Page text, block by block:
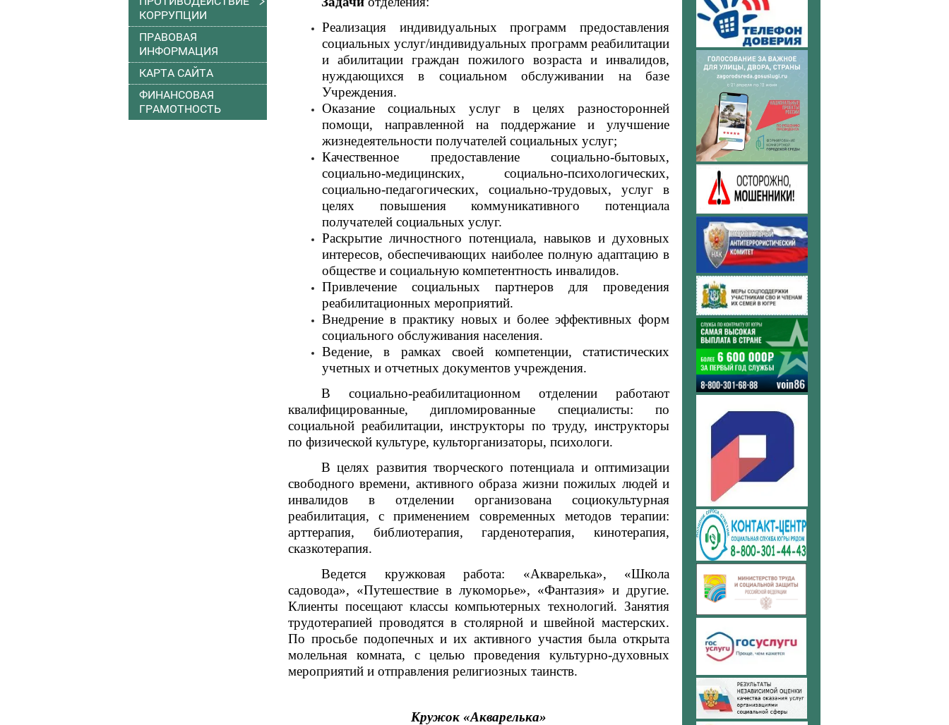
КОРРУПЦИИ
ПРАВОВАЯ
ИНФОРМАЦИЯ
КАРТА САЙТА
ФИНАНСОВАЯ
ГРАМОТНОСТЬ
Реализация индивидуальных программ предоставления
социальных услуг/индивидуальных программ реабилитации
и абилитации граждан пожилого возраста и инвалидов,
нуждающихся в социальном обслуживании на базе
Учреждения.
Оказание социальных услуг в целях разносторонней
помощи, направленной на поддержание и улучшение
жизнедеятельности получателей социальных услуг;
Качественное предоставление социально-бытовых,
социально-медицинских, социально-психологических,
социально-педагогических, социально-трудовых, услуг в
целях повышения коммуникативного потенциала
получателей социальных услуг.
Раскрытие личностного потенциала, навыков и духовных
интересов, обеспечивающих наиболее полную адаптацию в
обществе и социальную компетентность инвалидов.
Привлечение социальных партнеров для проведения
реабилитационных мероприятий.
Внедрение в практику новых и более эффективных форм
социального обслуживания населения.
Ведение, в рамках своей компетенции, статистических
учетных и отчетных документов учреждения.
В социально-реабилитационном отделении работают
квалифицированные, дипломированные специалисты: по
социальной реабилитации, инструкторы по труду, инструкторы
по физической культуре, культорганизаторы, психологи.
В целях развития творческого потенциала и оптимизации
свободного времени, активного образа жизни пожилых людей и
инвалидов в отделении организована социокультурная
реабилитация, с применением современных методов терапии:
арттерапия, библиотерапия, гарденотерапия, кинотерапия,
сказкотерапия.
Ведется кружковая работа: «Акварелька», «Школа
садовода», «Путешествие в лукоморье», «Фантазия» и другие.
Клиенты посещают классы компьютерных технологий. Занятия
трудотерапией проводятся в столярной и швейной мастерских.
По просьбе подопечных и их активного участия была открыта
молельная комната, с целью проведения культурно-духовных
мероприятий и отправления религиозных таинств.
Кружок «Акварелька»